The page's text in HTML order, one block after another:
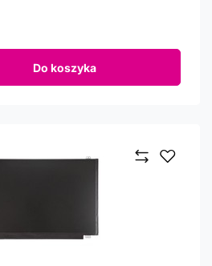
Do koszyka